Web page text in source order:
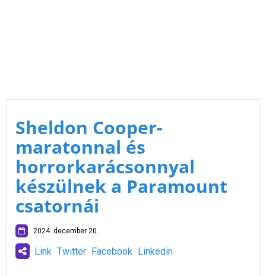
Sheldon Cooper-
maratonnal és
horrorkarácsonnyal
készülnek a Paramount
csatornái
2024. december 20.
Link Twitter Facebook Linkedin